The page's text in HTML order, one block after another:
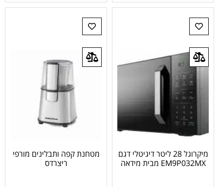
מיקרוגל 28 ליטר דיגיטלי דגם
EM9P032MX מבית מידאה
מטחנת קפה ותבלינים מורפי
ריצרדס